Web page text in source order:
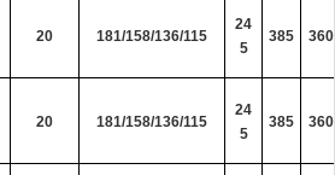
20 181/158/136/115
24
5
385 360
20 181/158/136/115
24
5
385 360